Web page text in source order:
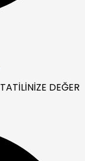
TATİLİNİZE DEĞER